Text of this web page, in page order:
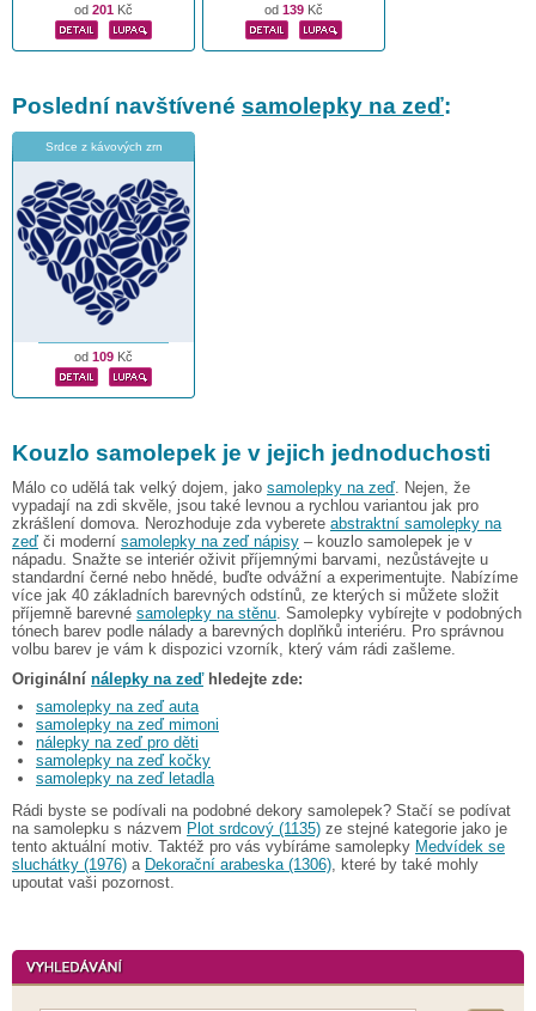
od 201 Kč od 139 Kč
Poslední navštívené samolepky na zeď:
Srdce z kávových zrn
od 109 Kč
Kouzlo samolepek je v jejich jednoduchosti
Málo co udělá tak velký dojem, jako samolepky na zeď. Nejen, že
vypadají na zdi skvěle, jsou také levnou a rychlou variantou jak pro
zkrášlení domova. Nerozhoduje zda vyberete abstraktní samolepky na
zeďči moderní samolepky na zeď nápisy – kouzlo samolepek je v
nápadu. Snažte se interiér oživit příjemnými barvami, nezůstávejte u
standardní černé nebo hnědé, buďte odvážní a experimentujte. Nabízíme
více jak 40 základních barevných odstínů, ze kterých si můžete složit
příjemně barevné samolepky na stěnu . Samolepky vybírejte v podobných
tónech barev podle nálady a barevných doplňků interiéru. Pro správnou
volbu barev je vám k dispozici vzorník, který vám rádi zašleme.
Originální nálepky na zeďhledejte zde:
samolepky na zeď auta
samolepky na zeď mimoni
nálepky na zeď pro děti
samolepky na zeď kočky
samolepky na zeď letadla
Rádi byste se podívali na podobné dekory samolepek? Stačí se podívat
na samolepku s názvem Plot srdcový (1135) ze stejné kategorie jako je
tento aktuální motiv. Taktéž pro vás vybíráme samolepky Medvídek se
sluchátky (1976) a Dekorační arabeska (1306) , které by také mohly
upoutat vaši pozornost.